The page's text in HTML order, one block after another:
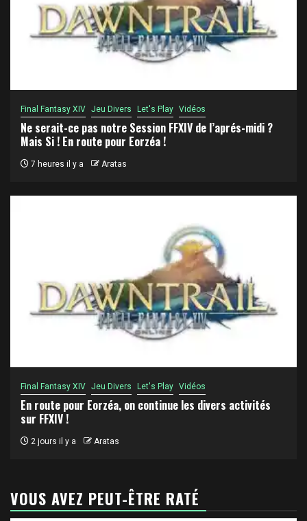
Final Fantasy XIV Jeu Divers Let's Play Vidéos
Ne serait-ce pas notre Session FFXIV de l’aprés-midi ?
Mais Si ! En route pour Eorzéa !
7 heures il y a Aratas
Final Fantasy XIV Jeu Divers Let's Play Vidéos
En route pour Eorzéa, on continue les divers activités
sur FFXIV !
2 jours il y a Aratas
VOUS AVEZ PEUT-ÊTRE RATÉ